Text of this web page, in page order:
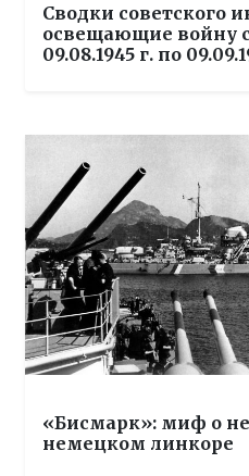
Сводки советского
освещающие войну
09.08.1945 г. по
«Бисмарк»: миф о
немецком линкоре